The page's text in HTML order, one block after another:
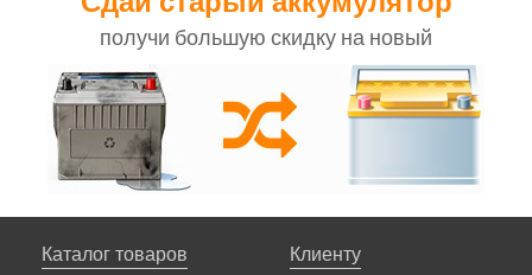
получи большую скидку на новый
Каталог товаров Клиенту